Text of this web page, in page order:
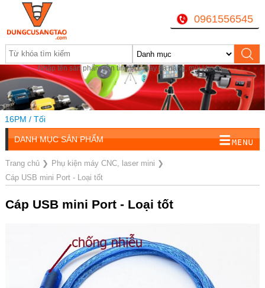
Nhập tên sản phẩm cần tìm, VD: máy đa năng, mũi khoan...
0961556545
/ Tối
DANH MỤC SẢN PHẨM
Trang chủ❯ Phụ kiện máy CNC, laser mini ❯
Cáp USB mini Port - Loại tốt
Cáp USB mini Port - Loại tốt